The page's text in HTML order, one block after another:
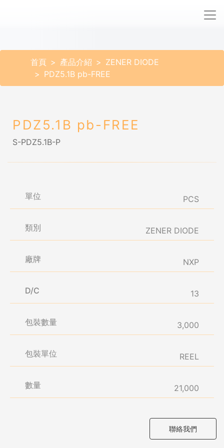
首頁 產品介紹
ZENER DIODE
PDZ5.1B pb-FREE
PDZ5.1B pb-FREE
S-PDZ5.1B-P
單位 PCS
類別 ZENER DIODE
廠牌 NXP
D/C 13
包裝數量 3,000
包裝單位 REEL
數量 21,000
聯絡我們